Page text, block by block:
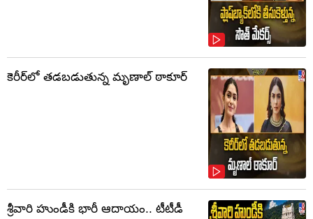
కెరీర్‌లో తడబడుతున్న మృణాల్ ఠాకూర్
శ్రీవారి హుండీకి భారీ ఆదాయం.. టీటీడీ